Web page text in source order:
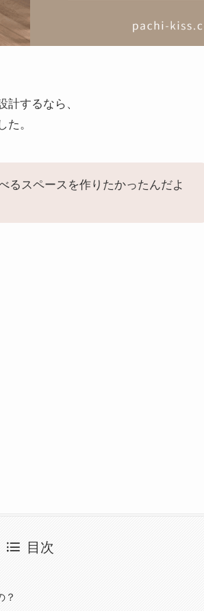
するなら、
。
るスペースを作りたかったんだよ
目次
？